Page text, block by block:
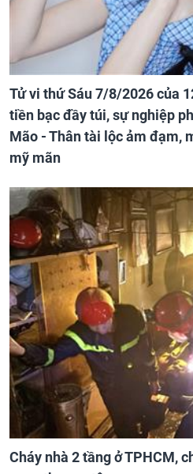
Tử vi thứ Sáu 7/8/2026 của
tiền bạc đầy túi, sự nghiệp
Mão - Thân tài lộc ảm đạm,
mỹ mãn
Cháy nhà 2 tầng ở TPHCM,